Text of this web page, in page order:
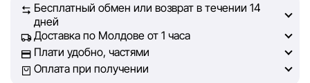
на сайте, была максимально полной, объективной и
актуальной. Наша цель — обеспечить вас достоверной
информацией, чтобы вы смогли принять лучшее
решение о покупке.
Бесплатный обмен или возврат в течении 14
дней
Доставка по Молдове от 1 часа
Плати удобно, частями
Оплата при получении